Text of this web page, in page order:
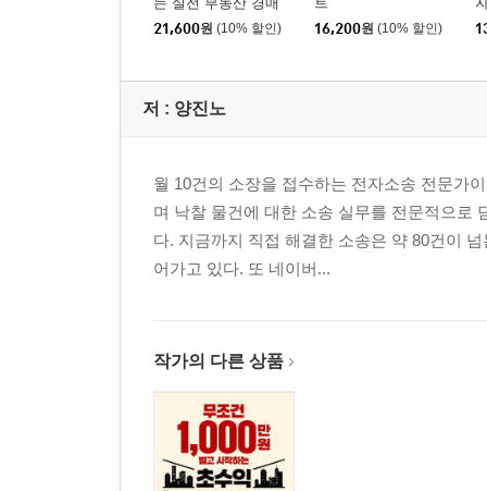
: 법이 보장하는 낙찰자의 재산권
4장 주거용 부동산 지분 낙찰받으면 공유물분할청
지분 낙찰받은 후 판결문을 근거로 나머지 지분도
: 주거용 지분물건에 투자할 때 필요한 마음
싸게 낙찰받아야 어떤 상황에서도 수익을 지킨다
: 부당이득반환청구는 현재 점유하고 있는 사람에게
협의는 감감무소식, 변론기일만 네 번 참석한 이유
: 부당이득반환청구소송은 원고의 주소지에서 진
5장 낙찰받은 토지 위에 타인의 건물이 있다면 부
사이가 좋지 않은 건물 소유자와 토지 공유자
: 내 토지 위의 타인 건물에 대한 부당이득금 청구
21,600원 (10% 할인) 16,200원 (10% 할인)
저 : 양진노
월 10건의 소장을 접수하는 전자소송 전문가
며 낙찰 물건에 대한 소송 실무를 전문적으로
다. 지금까지 직접 해결한 소송은 약 80건이
어가고 있다. 또 네이버...
작가의 다른 상품